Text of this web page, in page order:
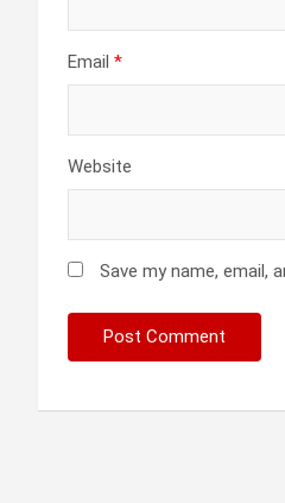
Email *
Website
Save my name, email,